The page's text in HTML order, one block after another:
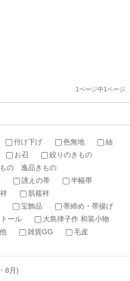
1ページ中1ページ
付け下げ 色無地
紬
お召
絞りのきもの
の 逸品きもの
誂えの帯
半幅帯
肌襦袢
宝飾品
帯締め・帯揚げ
ール
大島律子作 和装小物
雑貨GG
毛皮
8月)